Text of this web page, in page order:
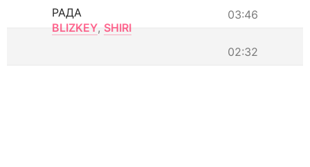
03:46
РАДА
BLIZKEY, SHIRI
02:32